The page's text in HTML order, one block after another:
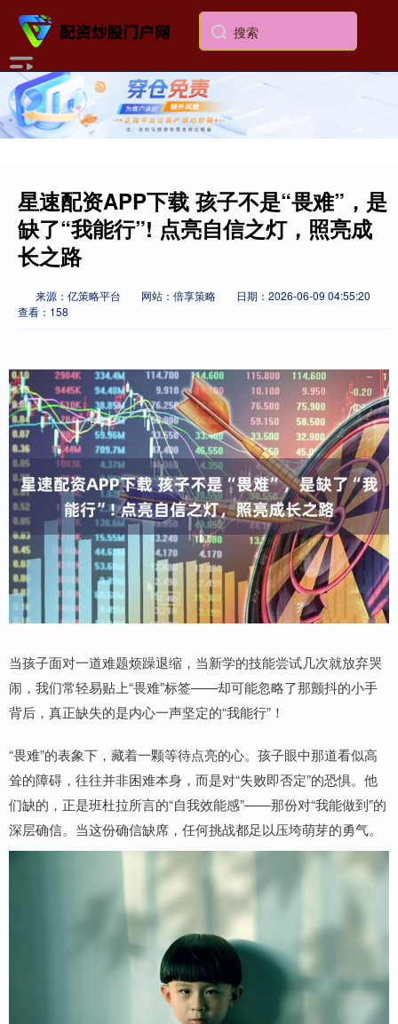
星速配资APP下载 孩子不是“畏难”，是
缺了“我能行”! 点亮自信之灯，照亮成
长之路
来源：亿策略平台 网站：倍享策略
日期：2026-06-09 04:55:20
查看：158
当孩子面对一道难题烦躁退缩，当新学的技能尝试几次就放弃哭
闹，我们常轻易贴上“畏难”标签——却可能忽略了那颤抖的小手
背后，真正缺失的是内心一声坚定的“我能行”！
“畏难”的表象下，藏着一颗等待点亮的心。孩子眼中那道看似高
耸的障碍，往往并非困难本身，而是对“失败即否定”的恐惧。他
们缺的，正是班杜拉所言的“自我效能感”——那份对“我能做到”的
深层确信。当这份确信缺席，任何挑战都足以压垮萌芽的勇气。